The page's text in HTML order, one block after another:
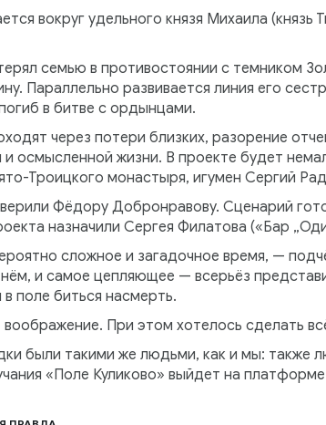
вокруг удельного князя Михаила
семью в противостоянии с темником
Параллельно развивается линия его
в битве с ордынцами.
через потери близких, разорение
и осмысленной жизни. В проекте будет
Троицкого монастыря, игумен Сергий
Фёдору Добронравову. Сценарий
назначили Сергея Филатова («Бар
сложное и загадочное время, —
и самое цепляющее — всерьёз
поле биться насмерть.
При этом хотелось сделать
были такими же людьми, как и мы: также
«Поле Куликово» выйдет на